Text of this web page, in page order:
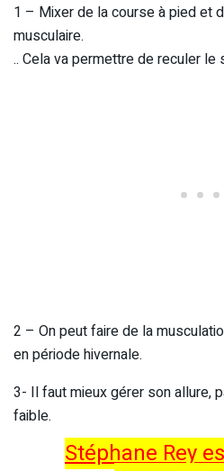
1 – Mixer de la course à pied et
musculaire.
.. Cela va permettre de reculer le
2 – On peut faire de la
en période hivernale.
3- Il faut mieux gérer son allure,
faible.
Stéphane Rey